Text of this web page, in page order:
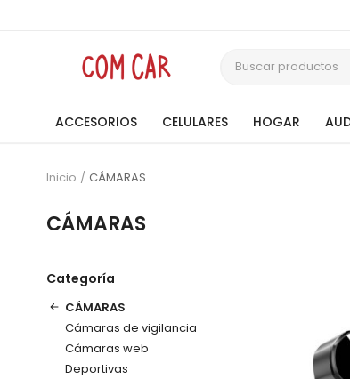
ACCESORIOS CELULARES HOGAR
Inicio CÁMARAS
CÁMARAS
Categoría
CÁMARAS
Cámaras de vigilancia
Cámaras web
Deportivas